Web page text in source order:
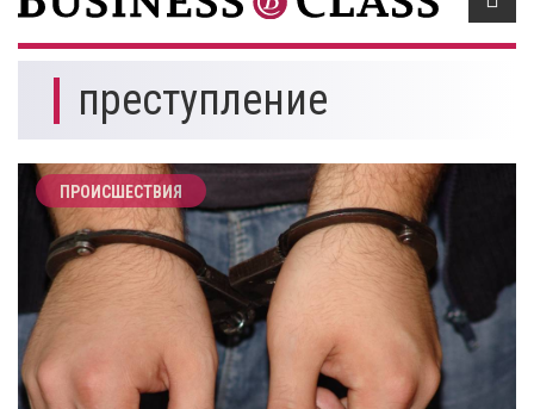
преступление
ПРОИСШЕСТВИЯ